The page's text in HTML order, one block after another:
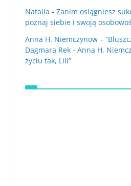
Natalia - Zanim osiągniesz
poznaj siebie i swoją
Anna H. Niemczynow –
Dagmara Rek - Anna H.
życiu tak, Lili”